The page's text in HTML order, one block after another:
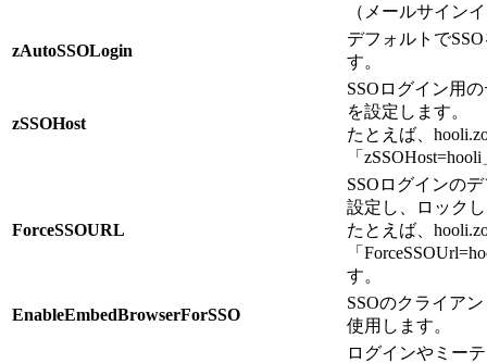
（メールサイン
zAutoSSOLogin
デフォルトで
す。
zSSOHost
SSOログイン用
を設定します。
たとえば、
「
ForceSSOURL
SSOログインの
設定し、ロック
たとえば、
「
す。
EnableEmbedBrowserForSSO
SSOのクライア
使用します。
ログインやミー